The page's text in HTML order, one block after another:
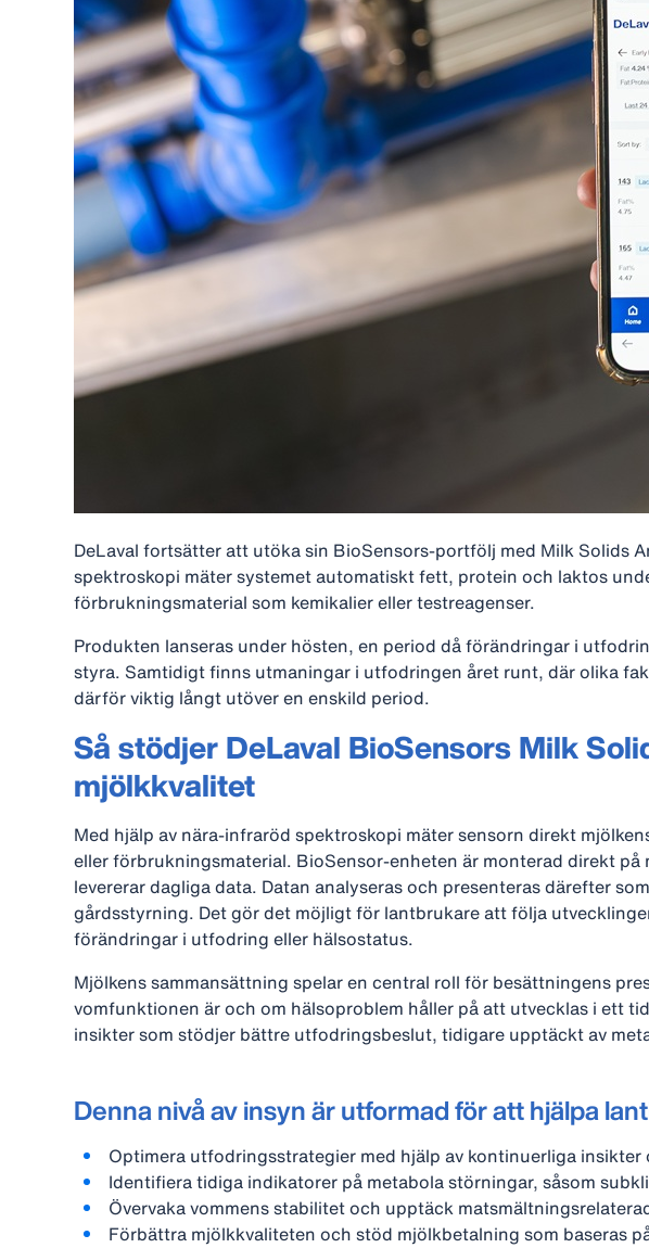
DeLaval fortsätter att utöka sin BioSensors‑portfölj med Milk Solids
spektroskopi mäter systemet automatiskt fett, protein och laktos
förbrukningsmaterial som kemikalier eller testreagenser.
Produkten lanseras under hösten, en period då förändringar i
styra. Samtidigt finns utmaningar i utfodringen året runt, där olika
därför viktig långt utöver en enskild period.
Så stödjer DeLaval BioSensors Milk
mjölkkvalitet
Med hjälp av nära‑infraröd spektroskopi mäter sensorn direkt
eller förbrukningsmaterial. BioSensor‑enheten är monterad direkt
levererar dagliga data. Datan analyseras och presenteras därefter
gårdsstyrning. Det gör det möjligt för lantbrukare att följa
förändringar i utfodring eller hälsostatus.
Mjölkens sammansättning spelar en central roll för besättningens
vomfunktionen är och om hälsoproblem håller på att utvecklas i ett
insikter som stödjer bättre utfodringsbeslut, tidigare upptäckt av
Denna nivå av insyn är utformad för att hjälpa
Optimera utfodringsstrategier med hjälp av kontinuerliga
Identifiera tidiga indikatorer på metabola störningar, såsom
Övervaka vommens stabilitet och upptäck
Förbättra mjölkkvaliteten och stöd mjölkbetalning som baseras